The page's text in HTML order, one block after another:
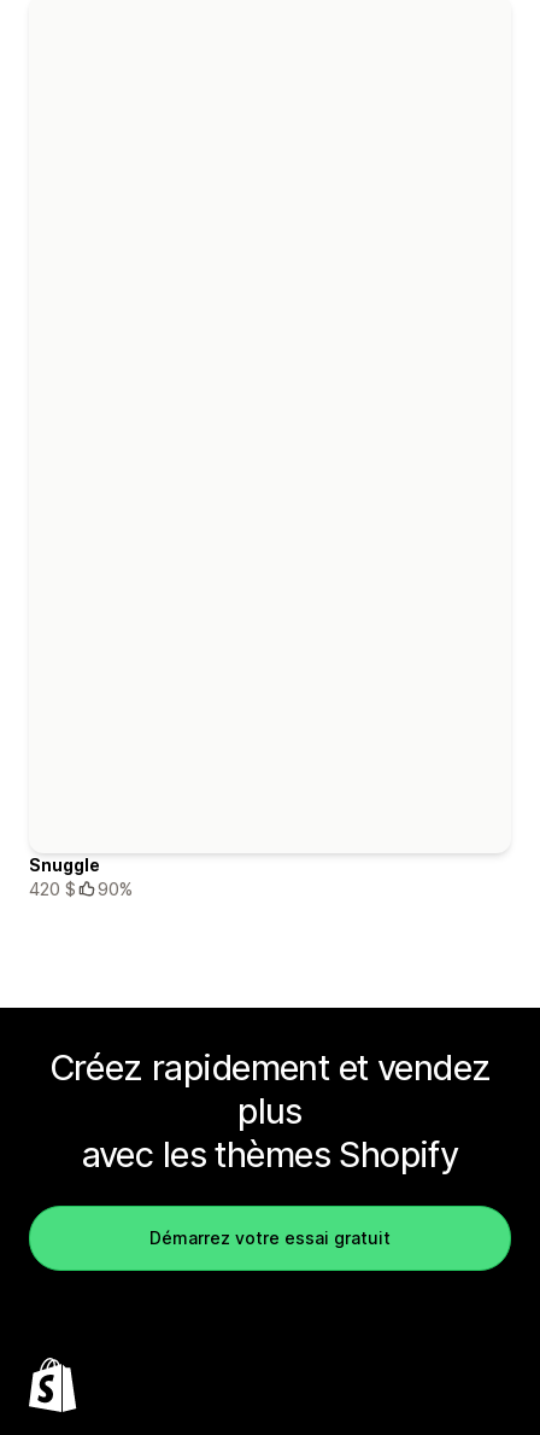
Snuggle
420 $
90%
Créez rapidement et vendez
plus
avec les thèmes Shopify
Démarrez votre essai gratuit